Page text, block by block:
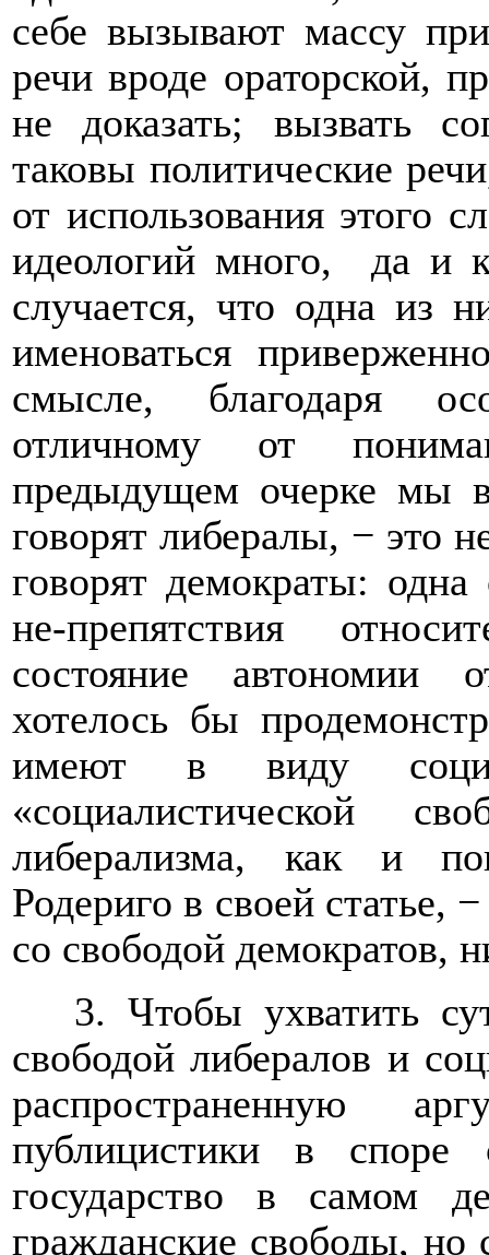
себе вызывают массу
речи вроде ораторской,
не доказать; вызвать
таковы политические
от использования этого
идеологий много,
да и
случается, что одна из
именоваться
смысле, благодаря
отличному от
предыдущем очерке мы
говорят либералы, − это
говорят демократы: одна
не-препятствия
состояние автономии
хотелось бы
имеют в виду
«социалистической
либерализма, как и
Родериго в своей статье,
со свободой демократов,
3. Чтобы ухватить
свободой либералов и
распространенную
публицистики в споре
государство в самом
гражданские свободы,